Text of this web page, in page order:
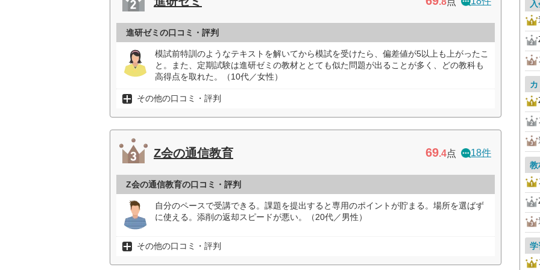
進研ゼミの口コミ・評判
模試前特訓のようなテキストを解いてから模試を受けたら、偏差値が5以上も上がったこ
と。また、定期試験は進研ゼミの教材ととても似た問題が出ることが多く、どの教科も
高得点を取れた。（10代／女性）
その他の口コミ・評判
Z会の通信教育 69.4点 18件
Z会の通信教育の口コミ・評判
自分のペースで受講できる。課題を提出すると専用のポイントが貯まる。場所を選ばず
に使える。添削の返却スピードが悪い。（20代／男性）
その他の口コミ・評判
教
学